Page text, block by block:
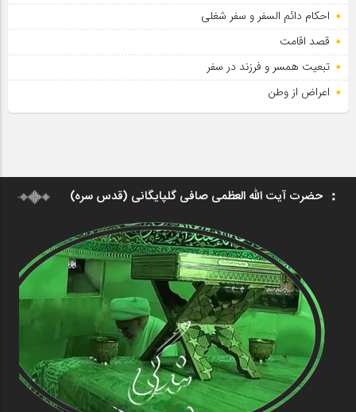
احکام دائم السفر و سفر شغلی
قصد اقامت
تبعیت همسر و فرزند در سفر
اعراض از وطن
حضرت آیت الله العظمی صافی گلپایگانی (قدس سره)